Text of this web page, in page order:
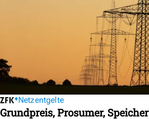
Netzentgelte
Grundpreis, Prosumer,